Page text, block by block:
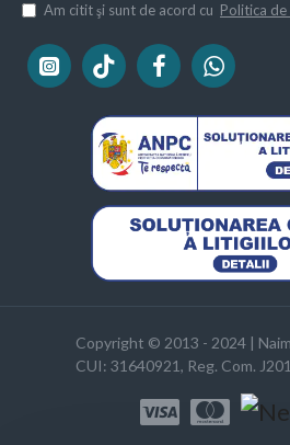
Am citit şi sunt de acord cu Politica
Copyright © 2013 - 2024 |
CUI: 31640921, Reg. Com.